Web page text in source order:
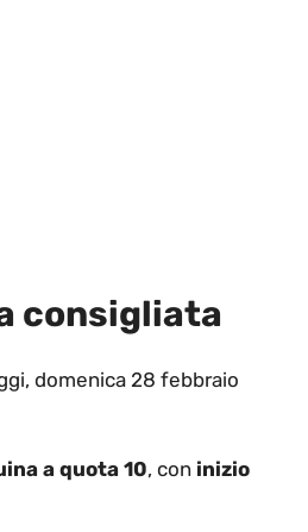
consigliata
domenica 28 febbraio
a quota 10, con inizio